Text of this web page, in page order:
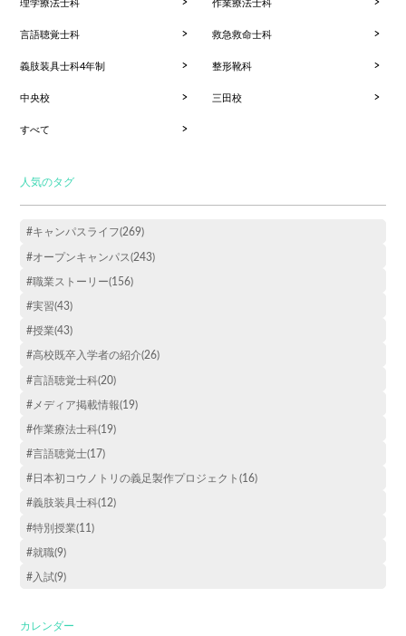
言語聴覚士科 救急救命士科
義肢装具士科4年制 整形靴科
中央校 三田校
すべて
人気のタグ
#キャンパスライフ(269)
#オープンキャンパス(243)
#職業ストーリー(156)
#実習(43)
#授業(43)
#高校既卒入学者の紹介(26)
#言語聴覚士科(20)
#メディア掲載情報(19)
#作業療法士科(19)
#言語聴覚士(17)
#日本初コウノトリの義足製作プロジェクト(16)
#義肢装具士科(12)
#特別授業(11)
#就職(9)
#入試(9)
カレンダー